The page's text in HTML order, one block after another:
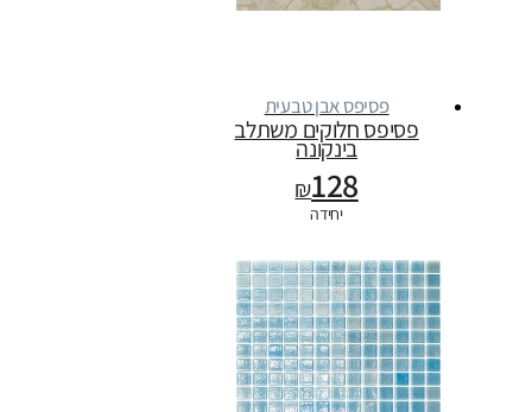
פסיפס אבן טבעית
פסיפס חלוקים משתלב
בינקונה
₪128
יחידה